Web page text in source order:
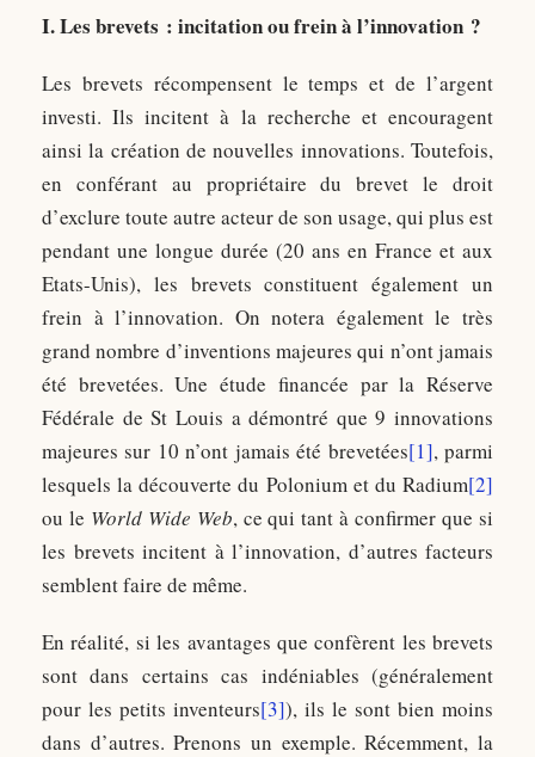
I. Les brevets : incitation ou frein à l’innovation ?
Les brevets récompensent le temps et de l’argent
investi. Ils incitent à la recherche et encouragent
ainsi la création de nouvelles innovations. Toutefois,
en conférant au propriétaire du brevet le droit
d’exclure toute autre acteur de son usage, qui plus est
pendant une longue durée (20 ans en France et aux
Etats-Unis), les brevets constituent également un
frein à l’innovation. On notera également le très
grand nombre d’inventions majeures qui n’ont jamais
été brevetées. Une étude financée par la Réserve
Fédérale de St Louis a démontré que 9 innovations
majeures sur 10 n’ont jamais été brevetées[1], parmi
lesquels la découverte du Polonium et du Radium[2]
ou le World Wide Web, ce qui tant à confirmer que si
les brevets incitent à l’innovation, d’autres facteurs
semblent faire de même.
En réalité, si les avantages que confèrent les brevets
sont dans certains cas indéniables (généralement
pour les petits inventeurs[3]), ils le sont bien moins
dans d’autres. Prenons un exemple. Récemment, la